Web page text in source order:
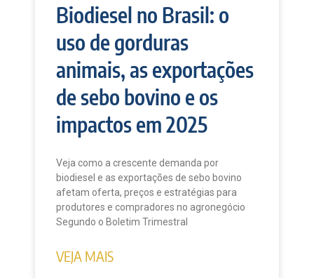
Biodiesel no Brasil: o
uso de gorduras
animais, as exportações
de sebo bovino e os
impactos em 2025
Veja como a crescente demanda por
biodiesel e as exportações de sebo bovino
afetam oferta, preços e estratégias para
produtores e compradores no agronegócio
Segundo o Boletim Trimestral
VEJA MAIS